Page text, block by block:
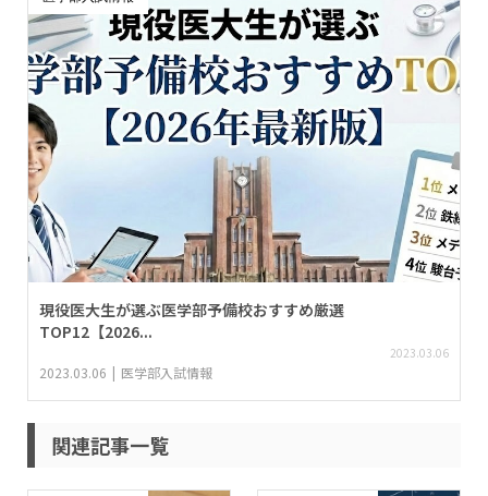
現役医大生が選ぶ医学部予備校おすすめ厳選
TOP12【2026...
2023.03.06
2023.03.06 医学部入試情報
関連記事一覧